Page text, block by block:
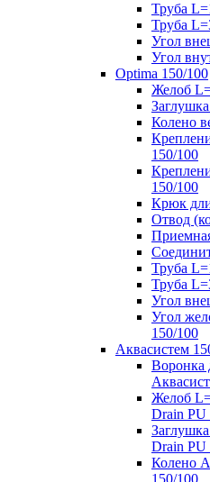
Труба
Труба
Угол
Угол
Optima 150/100
Желоб
Колено
150/100
150/100
Крюк
Отвод
Труба
Труба
Угол
Угол
150/100
Аквасистем
Воронка
Желоб
Drain PU
Drain PU
Колено
150/100